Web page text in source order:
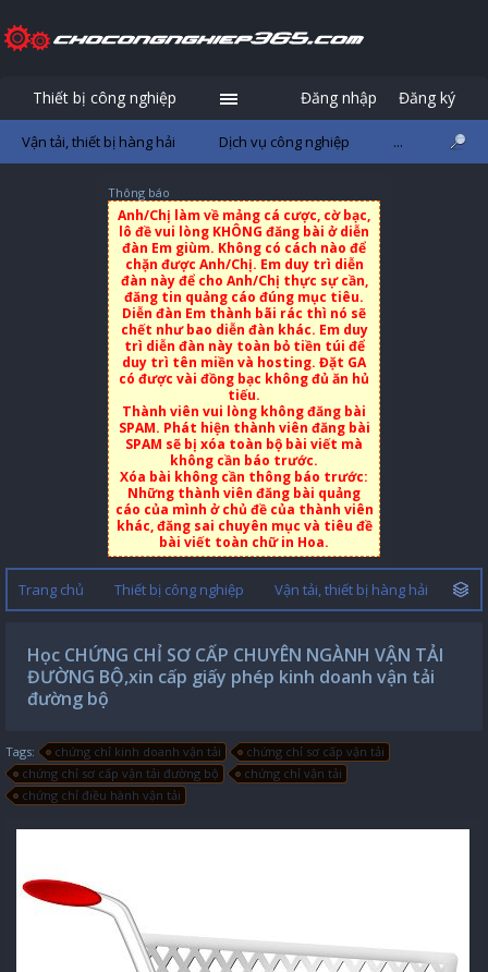
Thông báo
Anh/Chị làm về mảng cá cược, cờ bạc,
lô đề vui lòng KHÔNG đăng bài ở diễn
đàn Em giùm. Không có cách nào để
chặn được Anh/Chị. Em duy trì diễn
đàn này để cho Anh/Chị thực sự cần,
đăng tin quảng cáo đúng mục tiêu.
Diễn đàn Em thành bãi rác thì nó sẽ
chết như bao diễn đàn khác. Em duy
trì diễn đàn này toàn bỏ tiền túi để
duy trì tên miền và hosting. Đặt GA
có được vài đồng bạc không đủ ăn hủ
tiếu.
Thành viên vui lòng không đăng bài
SPAM. Phát hiện thành viên đăng bài
SPAM sẽ bị xóa toàn bộ bài viết mà
không cần báo trước.
Xóa bài không cần thông báo trước:
Những thành viên đăng bài quảng
cáo của mình ở chủ đề của thành viên
khác, đăng sai chuyên mục và tiêu đề
bài viết toàn chữ in Hoa.
Trang chủ Thiết bị công nghiệp Vận tải, thiết bị hàng hải
Học CHỨNG CHỈ SƠ CẤP CHUYÊN NGÀNH VẬN TẢI
ĐƯỜNG BỘ,xin cấp giấy phép kinh doanh vận tải
đường bộ
Tags: chứng chỉ kinh doanh vận tải
chứng chỉ sơ cấp vận tải
chứng chỉ sơ cấp vận tải đường bộ
chứng chỉ vận tải
chứng chỉ điều hành vận tải
Thiết bị công nghiệp
Vận tải, thiết bị hàng hải Dịch vụ công nghiệp ...
Đăng nhập Đăng ký